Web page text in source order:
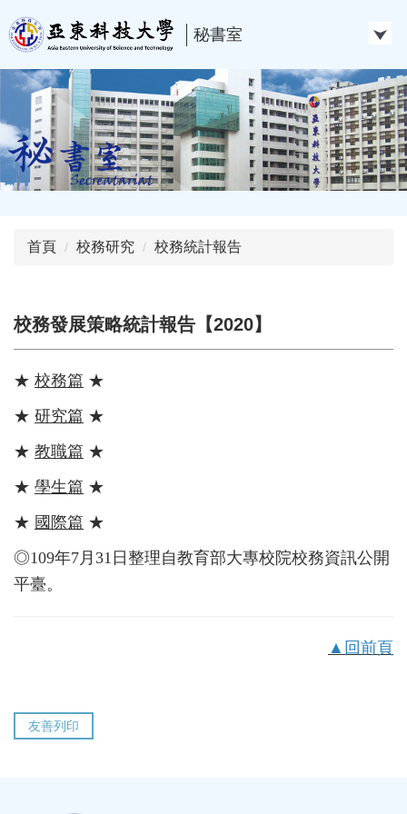
到
主
要
內
區
秘書室
首頁 校務研究 校務統計報告
校務發展策略統計報告【2020】
★ 校務篇 ★
★ 研究篇 ★
★ 教職篇 ★
★ 學生篇 ★
★ 國際篇 ★
◎109年7月31日整理自教育部大專校院校務資訊公開
平臺。
▲回前頁
友善列印